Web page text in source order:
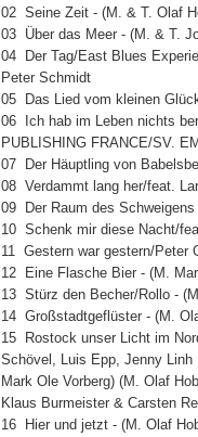
02 Seine Zeit - (M. & T. Olaf
03 Über das Meer - (M. & T.
04 Der Tag/East Blues
Peter Schmidt
05 Das Lied vom kleinen
06 Ich hab im Leben nichts
PUBLISHING FRANCE/SV.
07 Der Häuptling von
08 Verdammt lang her/feat.
09 Der Raum des
10 Schenk mir diese Nacht/
11 Gestern war gestern/Peter
12 Eine Flasche Bier - (M.
13 Stürz den Becher/Rollo -
14 Großstadtgeflüster - (M.
15 Rostock unser Licht im
Schövel, Luis Epp, Jenny Linh
Mark Ole Vorberg) (M. Olaf
Klaus Burmeister & Carsten
16 Hier und jetzt - (M. Olaf